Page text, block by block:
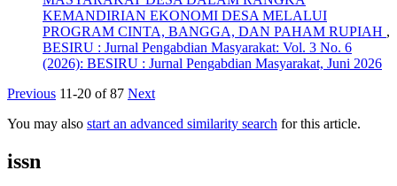
KEMANDIRIAN EKONOMI DESA MELALUI
PROGRAM CINTA, BANGGA, DAN PAHAM RUPIAH ,
BESIRU : Jurnal Pengabdian Masyarakat: Vol. 3 No. 6
(2026): BESIRU : Jurnal Pengabdian Masyarakat, Juni 2026
Previous 11-20 of 87 Next
You may also start an advanced similarity search for this article.
issn